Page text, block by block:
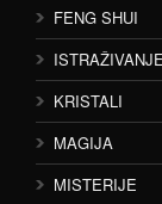
FENG SHUI
KRISTALI
MAGIJA
MISTERIJE